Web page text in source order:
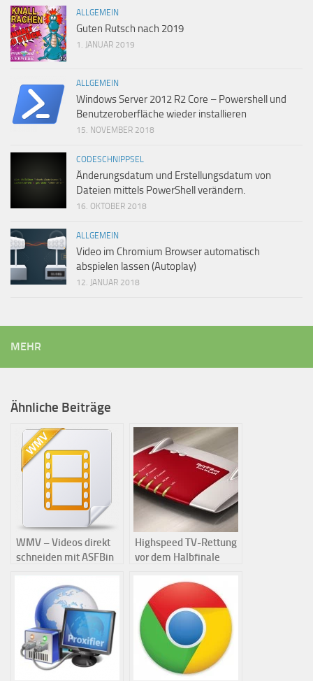
ALLGEMEIN
Guten Rutsch nach 2019
1. JANUAR 2019
ALLGEMEIN
Windows Server 2012 R2 Core – Powershell und
Benutzeroberfläche wieder installieren
15. NOVEMBER 2018
CODESCHNIPPSEL
Änderungsdatum und Erstellungsdatum von
Dateien mittels PowerShell verändern.
16. OKTOBER 2018
ALLGEMEIN
Video im Chromium Browser automatisch
abspielen lassen (Autoplay)
12. JANUAR 2018
MEHR
Ähnliche Beiträge
WMV – Videos direkt
schneiden mit ASFBin
Highspeed TV-Rettung
vor dem Halbfinale